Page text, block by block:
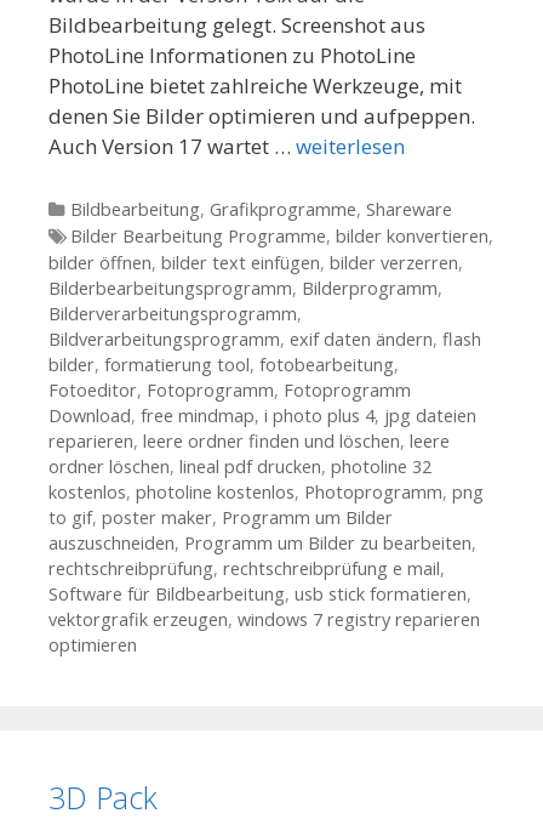
Bildbearbeitung gelegt. Screenshot aus
PhotoLine Informationen zu PhotoLine
PhotoLine bietet zahlreiche Werkzeuge, mit
denen Sie Bilder optimieren und aufpeppen.
Auch Version 17 wartet … weiterlesen
Kategorien
Bildbearbeitung, Grafikprogramme, Shareware
Tags
Bilder Bearbeitung Programme, bilder konvertieren,
bilder öffnen, bilder text einfügen, bilder verzerren,
Bilderbearbeitungsprogramm, Bilderprogramm,
Bilderverarbeitungsprogramm,
Bildverarbeitungsprogramm, exif daten ändern, flash
bilder, formatierung tool, fotobearbeitung,
Fotoeditor, Fotoprogramm, Fotoprogramm
Download, free mindmap, i photo plus 4, jpg dateien
reparieren, leere ordner finden und löschen, leere
ordner löschen, lineal pdf drucken, photoline 32
kostenlos, photoline kostenlos, Photoprogramm, png
to gif, poster maker, Programm um Bilder
auszuschneiden, Programm um Bilder zu bearbeiten,
rechtschreibprüfung, rechtschreibprüfung e mail,
Software für Bildbearbeitung, usb stick formatieren,
vektorgrafik erzeugen, windows 7 registry reparieren
optimieren
3D Pack